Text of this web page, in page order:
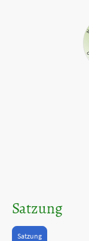
Satzung
Satzung